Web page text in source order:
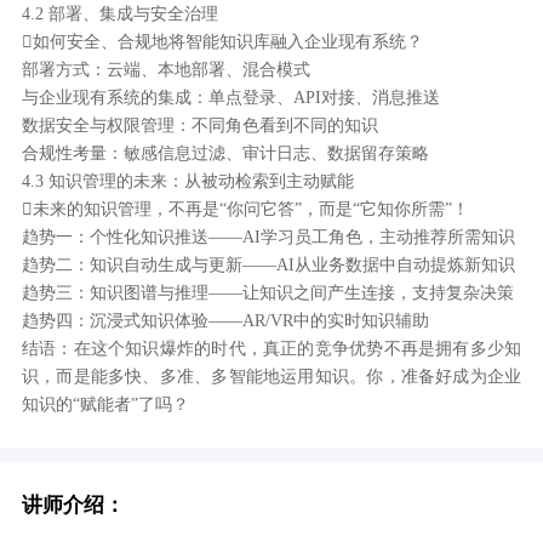
4.2 部署、集成与安全治理
如何安全、合规地将智能知识库融入企业现有系统？
部署方式：云端、本地部署、混合模式
与企业现有系统的集成：单点登录、API对接、消息推送
数据安全与权限管理：不同角色看到不同的知识
合规性考量：敏感信息过滤、审计日志、数据留存策略
4.3 知识管理的未来：从被动检索到主动赋能
未来的知识管理，不再是“你问它答”，而是“它知你所需”！
趋势一：个性化知识推送——AI学习员工角色，主动推荐所需知识
趋势二：知识自动生成与更新——AI从业务数据中自动提炼新知识
趋势三：知识图谱与推理——让知识之间产生连接，支持复杂决策
趋势四：沉浸式知识体验——AR/VR中的实时知识辅助
结语：在这个知识爆炸的时代，真正的竞争优势不再是拥有多少知
识，而是能多快、多准、多智能地运用知识。你，准备好成为企业
知识的“赋能者”了吗？
讲师介绍：